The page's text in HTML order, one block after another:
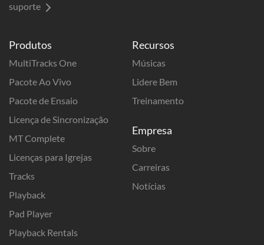
Produtos
MultiTracks One
Pacote Ao Vivo
Pacote de Ensaio
Licença de Sincronização
MT Complete
Licenças para Igrejas
Tracks
Playback
Pad Player
Playback Rentals
Recursos
Músicas
Lidere Bem
Treinamento
Empresa
Sobre
Carreiras
Notícias
suporte